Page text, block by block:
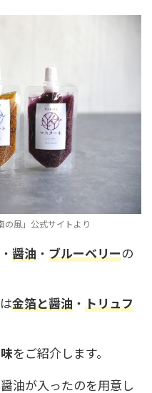
風」公式サイトより
・ 醤油 ・ ブルーベリーの
金箔と醤油 ・ トリュフ
をご紹介します。
油が入ったのを用意し